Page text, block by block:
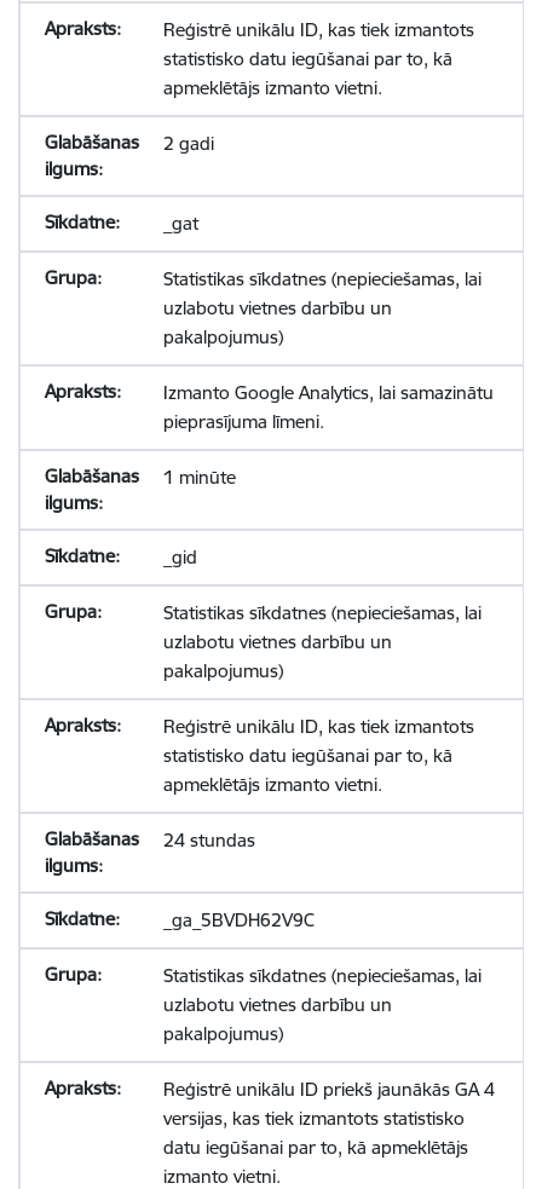
Reģistrē unikālu ID, kas tiek izmantots
statistisko datu iegūšanai par to, kā
apmeklētājs izmanto vietni.
2 gadi
_gat
Statistikas sīkdatnes (nepieciešamas, lai
uzlabotu vietnes darbību un
pakalpojumus)
Izmanto Google Analytics, lai samazinātu
pieprasījuma līmeni.
1 minūte
_gid
Statistikas sīkdatnes (nepieciešamas, lai
uzlabotu vietnes darbību un
pakalpojumus)
Reģistrē unikālu ID, kas tiek izmantots
statistisko datu iegūšanai par to, kā
apmeklētājs izmanto vietni.
24 stundas
_ga_5BVDH62V9C
Statistikas sīkdatnes (nepieciešamas, lai
uzlabotu vietnes darbību un
pakalpojumus)
Reģistrē unikālu ID priekš jaunākās GA 4
versijas, kas tiek izmantots statistisko
datu iegūšanai par to, kā apmeklētājs
izmanto vietni.